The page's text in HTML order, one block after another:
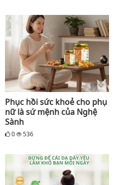
Phục hồi sức khoẻ cho phụ
nữ là sứ mệnh của Nghệ
Sành
0 536